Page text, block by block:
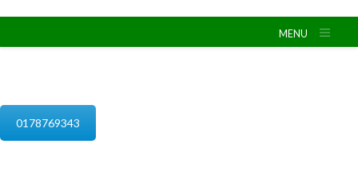
MENU
0178769343